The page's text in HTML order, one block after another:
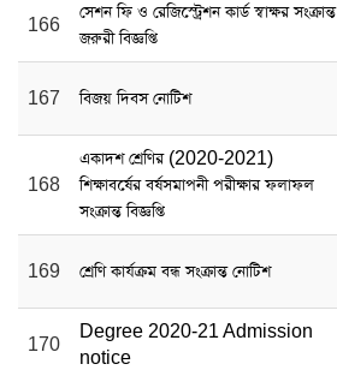
166
সেশন ফি ও রেজিস্ট্রেশন কার্ড স্বাক্ষর সংক্রান্ত
জরুরী বিজ্ঞপ্তি
167 বিজয় দিবস নোটিশ
168
একাদশ শ্রেণির (2020-2021)
শিক্ষাবর্ষের বর্ষসমাপনী পরীক্ষার ফলাফল
সংক্রান্ত বিজ্ঞপ্তি
169 শ্রেণি কার্যক্রম বন্ধ সংক্রান্ত নোটিশ
170
Degree 2020-21 Admission
notice